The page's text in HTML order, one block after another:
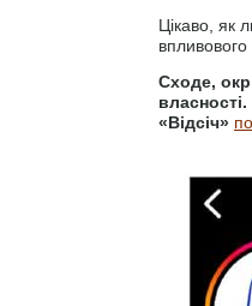
Цікаво, як
Сходе,
«Відсіч»